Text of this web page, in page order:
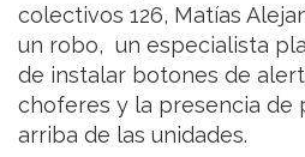
colectivos 126, Matías
un robo, un especialista
de instalar botones de
choferes y la presencia de
arriba de las unidades.